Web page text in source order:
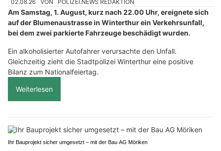
02.08.26 VON POLIZEI.NEWS REDAKTION
Am Samstag, 1. August, kurz nach 22.00 Uhr, ereignete sich
auf der Blumenaustrasse in Winterthur ein Verkehrsunfall,
bei dem zwei parkierte Fahrzeuge beschädigt wurden.
Ein alkoholisierter Autofahrer verursachte den Unfall.
Gleichzeitig zieht die Stadtpolizei Winterthur eine positive
Bilanz zum Nationalfeiertag.
Weiterlesen
Ihr Bauprojekt sicher umgesetzt – mit der Bau AG Möriken